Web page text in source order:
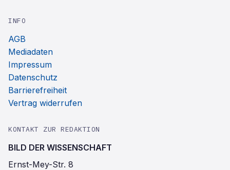
INFO
AGB
Mediadaten
Impressum
Datenschutz
Barrierefreiheit
Vertrag widerrufen
KONTAKT ZUR REDAKTION
BILD DER WISSENSCHAFT
Ernst-Mey-Str. 8